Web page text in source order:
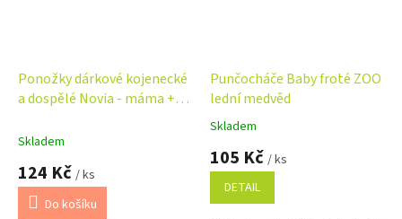
Ponožky dárkové kojenecké
a dospělé Novia - máma +
Skladem
124 Kč / ks
Do košíku
Punčocháče Baby froté ZOO
lední medvěd
Průměrné
hodnocení
produktu
5,0
Skladem
105 Kč / ks
DETAIL